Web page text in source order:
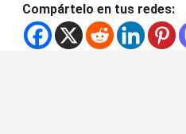
Compártelo en tus redes: